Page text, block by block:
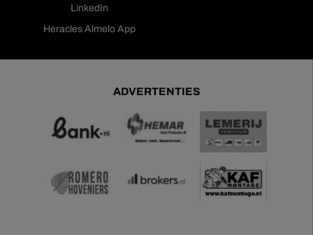
LinkedIn
Heracles Almelo App
ADVERTENTIES